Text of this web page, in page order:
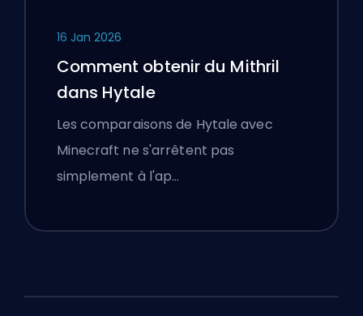
16 Jan 2026
Comment obtenir du Mithril
dans Hytale
Les comparaisons de Hytale avec
Minecraft ne s'arrêtent pas
simplement à l'ap…